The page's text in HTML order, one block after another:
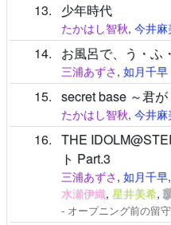
13 少年時代
たかはし智秋, 今井麻
14 お風呂で、う・ふ
三浦あずさ, 如月千早
15 secret base ～君
たかはし智秋, 今井麻
16
THE
ト Part.3
三浦あずさ, 如月千早
水瀬伊織, 星井美希,
- オープニング前の留